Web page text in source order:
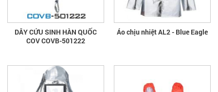
DÂY CỨU SINH HÀN QUỐC
COV COVB-501222
Áo chịu nhiệt AL2 - Blue Eagle